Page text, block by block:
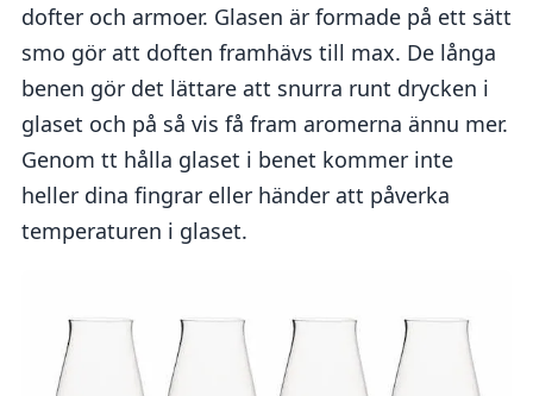
dofter och armoer. Glasen är formade på ett sätt
smo gör att doften framhävs till max. De långa
benen gör det lättare att snurra runt drycken i
glaset och på så vis få fram aromerna ännu mer.
Genom tt hålla glaset i benet kommer inte
heller dina fingrar eller händer att påverka
temperaturen i glaset.